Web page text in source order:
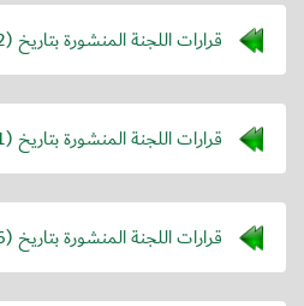
قرارات اللجنة المنشورة بتاريخ (
قرارات اللجنة المنشورة بتاريخ (
قرارات اللجنة المنشورة بتاريخ (